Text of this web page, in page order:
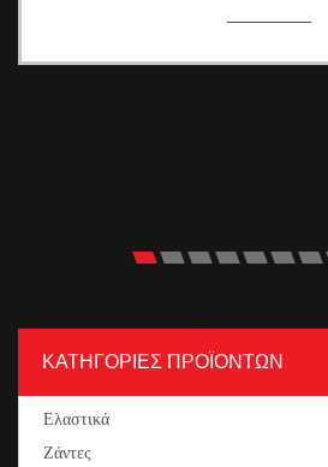
ΚΑΤΗΓΟΡΙΕΣ ΠΡΟΪΟΝΤΩΝ
Ελαστικά
Ζάντες